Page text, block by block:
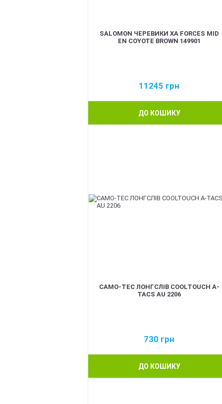
SALOMON ЧЕРЕВИКИ XA FORCES MID
EN COYOTE BROWN 149901
11245 грн
ДО КОШИКУ
CAMO-TEC ЛОНГСЛІВ COOLTOUCH A-
TACS AU 2206
730 грн
ДО КОШИКУ